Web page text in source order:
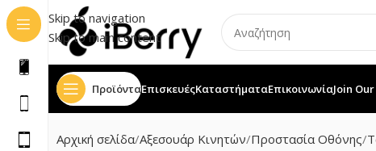
Skip to navigation
Skip to main content
ΠροϊόνταΕπισκευέςΚαταστήματαΕπικοινωνίαJoin
Αρχική σελίδα Αξεσουάρ Κινητών Προστασία Οθόνης